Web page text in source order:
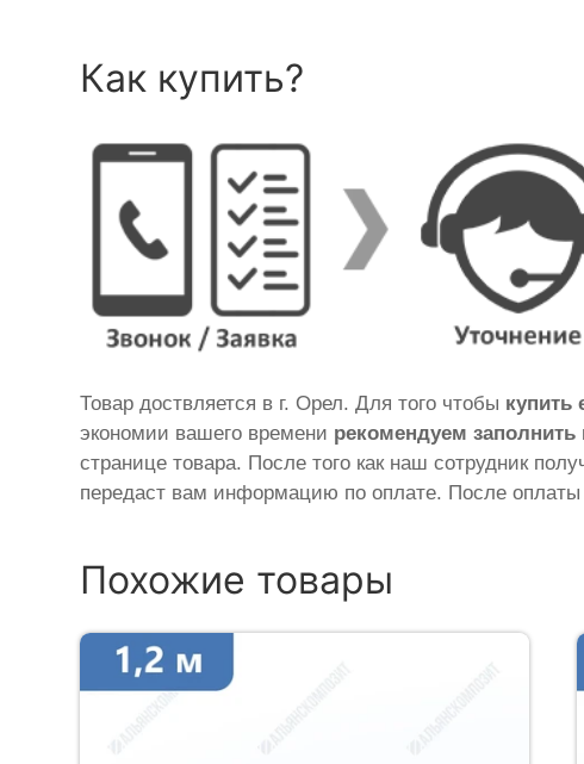
Как купить?
Товар доствляется в г. Орел. Для того чтобы купить
экономии вашего времени рекомендуем
странице товара. После того как наш сотрудник
передаст вам информацию по оплате. После оплаты
Похожие товары